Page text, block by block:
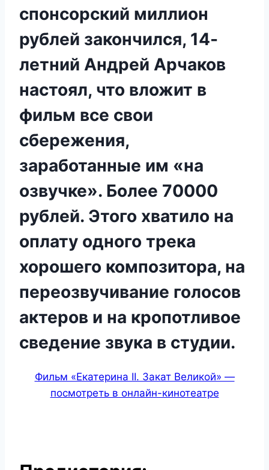
спонсорский миллион
рублей закончился, 14-
летний Андрей Арчаков
настоял, что вложит в
фильм все свои
сбережения,
заработанные им «на
озвучке». Более 70000
рублей. Этого хватило на
оплату одного трека
хорошего композитора, на
переозвучивание голосов
актеров и на кропотливое
сведение звука в студии.
Фильм «Екатерина II. Закат Великой» —
посмотреть в онлайн-кинотеатре